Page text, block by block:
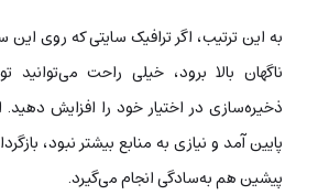
به این ترتیب، اگر ترافیک سایتی که روی
ناگهان بالا برود، خیلی راحت
ذخیره‌سازی در اختیار خود را افزایش دهید.
پایین آمد و نیازی به منابع بیشتر نبود،
پیشین هم به‌سادگی انجام می‌گیرد.